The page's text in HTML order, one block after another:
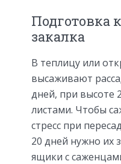
Подготовка
закалка
В теплицу или
высаживают
дней, при высоте
листами. Чтобы
стресс при
20 дней нужно их
ящики с